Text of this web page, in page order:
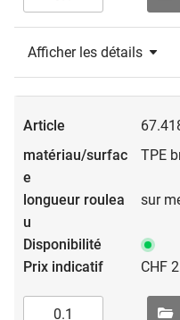
Afficher les détails
TPE
sur
CHF